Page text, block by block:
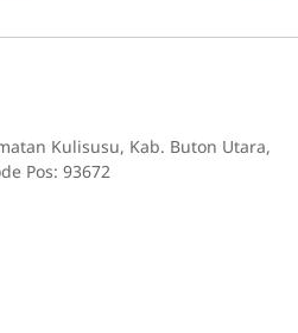
Kulisusu, Kab. Buton Utara,
Pos: 93672